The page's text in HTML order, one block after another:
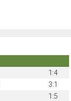
1:4
3:1
1:5